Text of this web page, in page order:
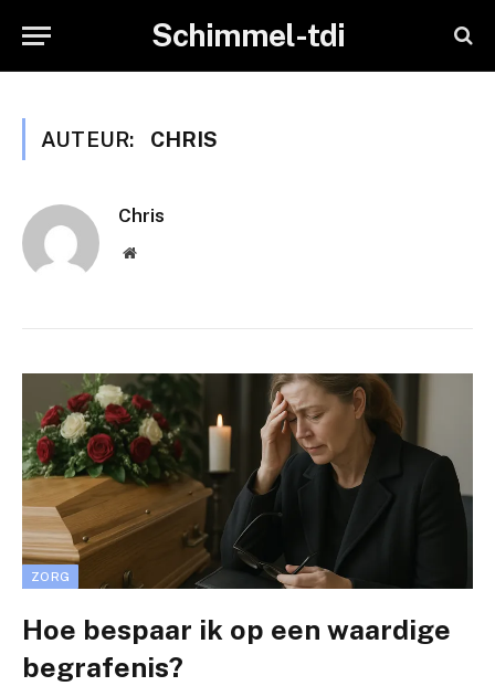
Schimmel-tdi
AUTEUR: CHRIS
Chris
Website
ZORG
Hoe bespaar ik op een waardige
begrafenis?